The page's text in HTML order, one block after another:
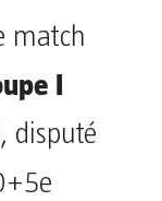
match
I
disputé